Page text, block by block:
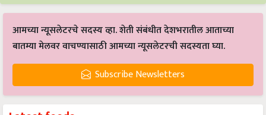
आमच्या न्यूसलेटरचे सदस्य व्हा. शेती संबंधीत देशभरातील आताच्या
बातम्या मेलवर वाचण्यासाठी आमच्या न्यूसलेटरची सदस्यता घ्या.
Subscribe Newsletters